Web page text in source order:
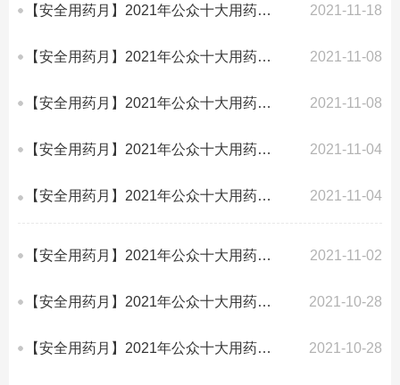
【安全用药月】2021年公众十大用药提示丨（八）使用药物治胃病，服用时间很关键 2021-11-18
【安全用药月】2021年公众十大用药提示丨（七）莫把鼻炎当感冒，正确区分用对药 2021-11-08
【安全用药月】2021年公众十大用药提示丨（六）控制眼压要坚持，随意停药不可取 2021-11-08
【安全用药月】2021年公众十大用药提示丨（五）口腔溃疡不要急，对症治疗最重要 2021-11-04
【安全用药月】2021年公众十大用药提示丨（四）调血脂药长期吃，及时监测不可少 2021-11-04
【安全用药月】2021年公众十大用药提示丨（三）不明原因引干咳，服药清单找线索 2021-11-02
【安全用药月】2021年公众十大用药提示丨（二）生长激素非神药，基本常识要知道 2021-10-28
【安全用药月】2021年公众十大用药提示丨（一）治疗失眠遵医嘱，科学使用安眠药 2021-10-28